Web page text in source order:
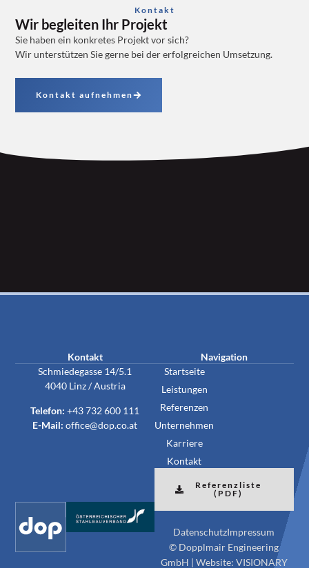
Kontakt
Wir begleiten Ihr Projekt
Sie haben ein konkretes Projekt vor sich?
Wir unterstützen Sie gerne bei der erfolgreichen Umsetzung.
Kontakt aufnehmen
Referenzliste
(PDF)
DatenschutzImpressum
© Dopplmair Engineering
GmbH | Website: VISIONARY
Kontakt
Schmiedegasse 14/5.1
4040 Linz / Austria
Telefon: +43 732 600 111
E-Mail: office@dop.co.at
Navigation
Startseite
Leistungen
Referenzen
Unternehmen
Karriere
Kontakt